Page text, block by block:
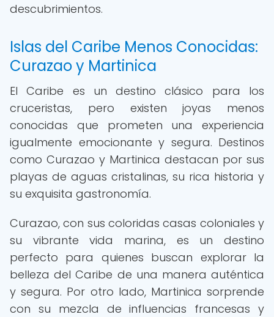
descubrimientos.
Islas del Caribe Menos Conocidas:
Curazao y Martinica
El Caribe es un destino clásico para los
cruceristas, pero existen joyas menos
conocidas que prometen una experiencia
igualmente emocionante y segura. Destinos
como Curazao y Martinica destacan por sus
playas de aguas cristalinas, su rica historia y
su exquisita gastronomía.
Curazao, con sus coloridas casas coloniales y
su vibrante vida marina, es un destino
perfecto para quienes buscan explorar la
belleza del Caribe de una manera auténtica
y segura. Por otro lado, Martinica sorprende
con su mezcla de influencias francesas y